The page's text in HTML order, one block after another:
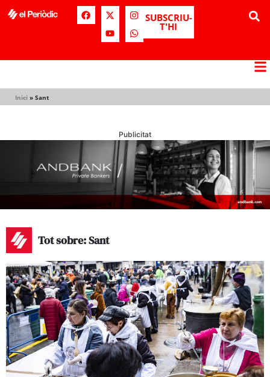
SUBSCRIU-
T'HI
Inici » Sant
Publicitat
Tot sobre: Sant